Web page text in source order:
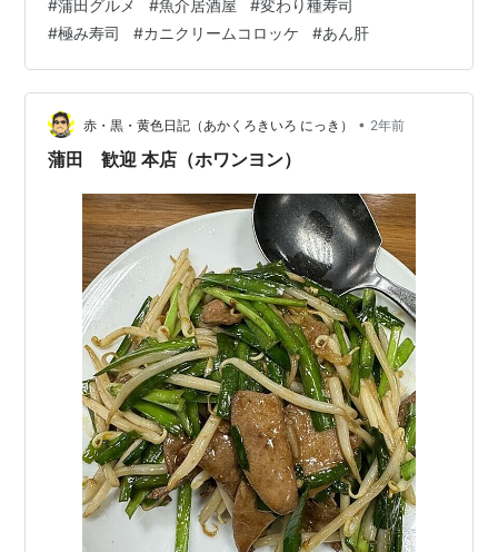
tabelog.com 目次 オーダーしたもの お店のこと コスパ
や席 まとめ 🍻オーダーしたもの なんだか不思議な食べ
物がたくさんあって悩む私たち。 最初はビール。これは
悩まない。 お肉大好きなポヨ氏の希望で ローストビーフ
のカルパッチョ…
#蒲田グルメ #魚介居酒屋 #変わり種寿司
#極み寿司 #カニクリームコロッケ #あん肝
赤・黒・黄色日記（あかくろきいろ にっき） • 2年前
蒲田 歓迎 本店（ホワンヨン）